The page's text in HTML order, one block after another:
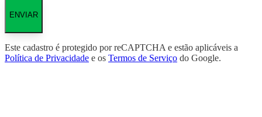
ENVIAR
Este cadastro é protegido por reCAPTCHA e estão aplicáveis a
Política de Privacidade e os Termos de Serviço do Google.